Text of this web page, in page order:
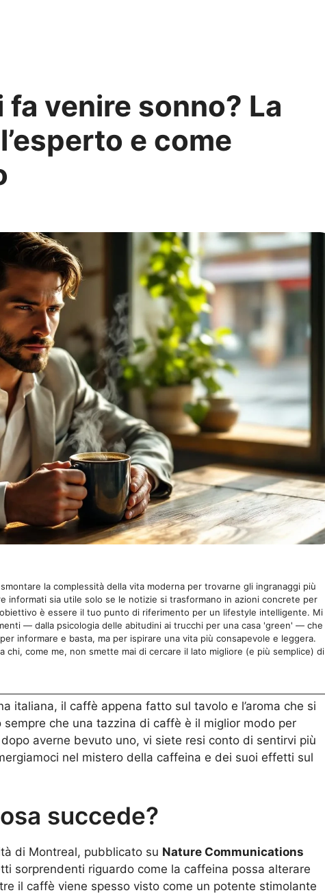
venire sonno? La
e come
la complessità della vita moderna per trovarne gli ingranaggi più
informati sia utile solo se le notizie si trasformano in azioni concrete per
è essere il tuo punto di riferimento per un lifestyle intelligente. Mi
— dalla psicologia delle abitudini ai trucchi per una casa 'green' — che
informare e basta, ma per ispirare una vita più consapevole e leggera.
chi, come me, non smette mai di cercare il lato migliore (e più semplice) di
italiana, il caffè appena fatto sul tavolo e l’aroma che si
sempre che una tazzina di caffè è il miglior modo per
averne bevuto uno, vi siete resi conto di sentirvi più
nel mistero della caffeina e dei suoi effetti sul
succede?
di Montreal, pubblicato su Nature Communications
sorprendenti riguardo come la caffeina possa alterare
il caffè viene spesso visto come un potente stimolante